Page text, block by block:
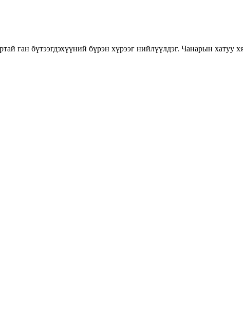
ган бүтээгдэхүүний бүрэн хүрээг нийлүүлдэг. Чанарын хатуу